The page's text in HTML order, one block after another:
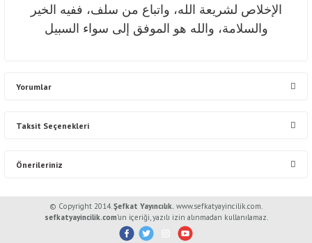
الإخلاص لشريعة الله، واتباع من سلف، ففيه الخير
والسلامة، والله هو الموفق إلى سواء السبيل
Yorumlar
Taksit Seçenekleri
Önerileriniz
Bu ürünün fiyat bilgisi, resim, ürün açıklamalarında ve diğer konularda
yetersiz gördüğünüz noktaları öneri formunu kullanarak tarafımıza
© Copyright 2014.Şefkat Yayıncılık. www.sefkatyayincilik.com.
sefkatyayincilik.com’un içeriği, yazılı izin alınmadan kullanılamaz.